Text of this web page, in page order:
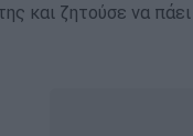
και ζητούσε να πάει